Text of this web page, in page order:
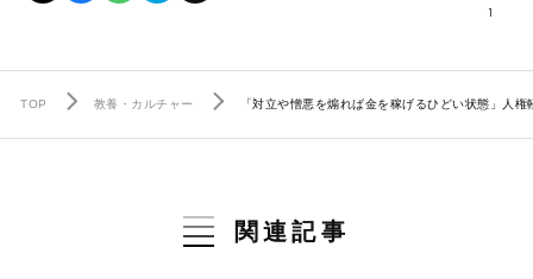
1
TOP 教養・カルチャー 「対立や憎悪を煽れば金を稼げるひどい状態」人
関連記事